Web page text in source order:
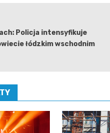
Policja intensyfikuje
łódzkim wschodnim